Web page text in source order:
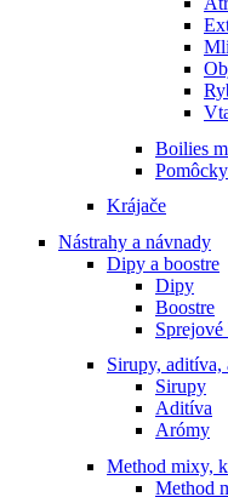
Boilies
Krájače
Nástrahy a návnady
Dipy a boostre
Dipy
Boostre
Sprejové
Sirupy, aditíva,
Sirupy
Aditíva
Arómy
Method mixy,
Method